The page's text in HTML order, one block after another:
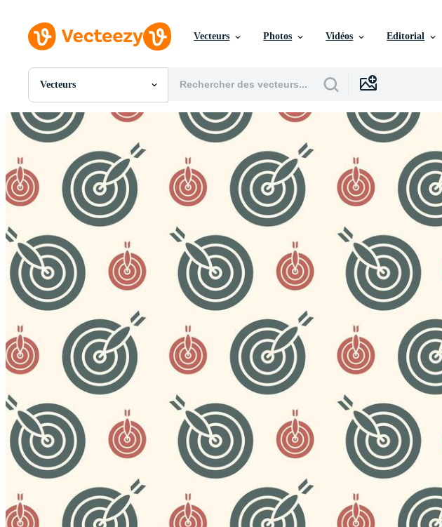
Vecteurs Photos Vidéos Editorial
Vecteurs
Toutes Images
Photos
PNGs
SVGs
Modèles
Vecteurs
Vidéos
Motion graphics
Événements Éditoriaux